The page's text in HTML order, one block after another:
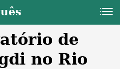
de
no Rio